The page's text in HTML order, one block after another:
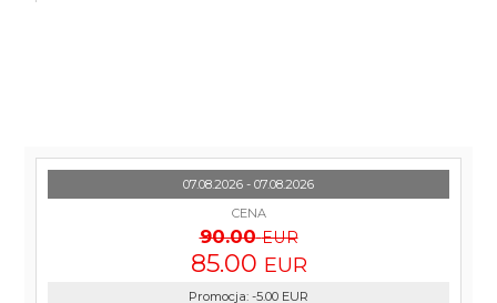
07.08.2026 - 07.08.2026
CENA
90.00 EUR
85.00 EUR
Promocja: -5.00 EUR